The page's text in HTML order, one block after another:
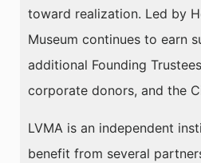
toward realization. Led by
Museum continues to earn
additional Founding
corporate donors, and the
LVMA is an independent
benefit from several